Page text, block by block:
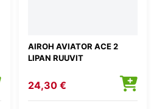
AIROH AVIATOR ACE 2
LIPAN RUUVIT
24,30 €